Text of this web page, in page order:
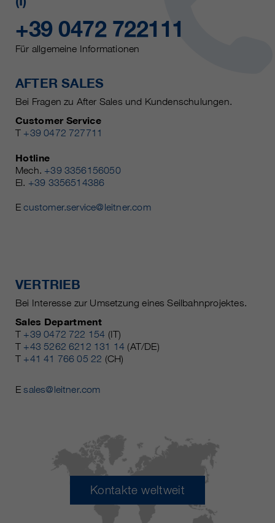
+39 0472 722111
Für allgemeine Informationen
AFTER SALES
Bei Fragen zu After Sales und Kundenschulungen.
Customer Service
T +39 0472 727711
Hotline
Mech. +39 3356156050
El. +39 3356514386
Ecustomer.service@leitner.com
VERTRIEB
Bei Interesse zur Umsetzung eines Seilbahnprojektes.
Sales Department
T +39 0472 722 154 (IT)
T +43 5262 6212 131 14 (AT/DE)
T +41 41 766 05 22 (CH)
Esales@leitner.com
Kontakte weltweit